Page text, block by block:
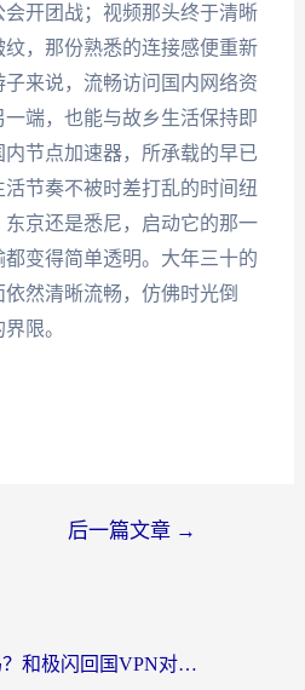
开团战；视频那头终于清晰
，那份熟悉的连接感便重新
来说，流畅访问国内网络资
端，也能与故乡生活保持即
节点加速器，所承载的早已
节奏不被时差打乱的时间纽
京还是悉尼，启动它的那一
变得简单透明。大年三十的
然清晰流畅，仿佛时光倒
限。
后一篇文章 →
Malus VPN好用吗？和极闪回国VPN对比哪个回国效果更好？海外党亲测3款加速器+避坑指南